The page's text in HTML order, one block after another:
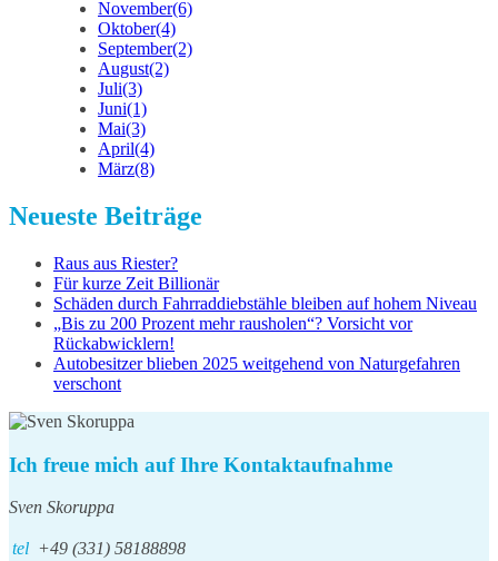
November(6)
Oktober(4)
September(2)
August(2)
Juli(3)
Juni(1)
Mai(3)
April(4)
März(8)
Neueste Beiträge
Raus aus Riester?
Für kurze Zeit Billionär
Schäden durch Fahrraddiebstähle bleiben auf hohem Niveau
„Bis zu 200 Prozent mehr rausholen“? Vorsicht vor
Rückabwicklern!
Autobesitzer blieben 2025 weitgehend von Naturgefahren
verschont
Ich freue mich auf Ihre Kontaktaufnahme
Sven Skoruppa
tel +49 (331) 58188898